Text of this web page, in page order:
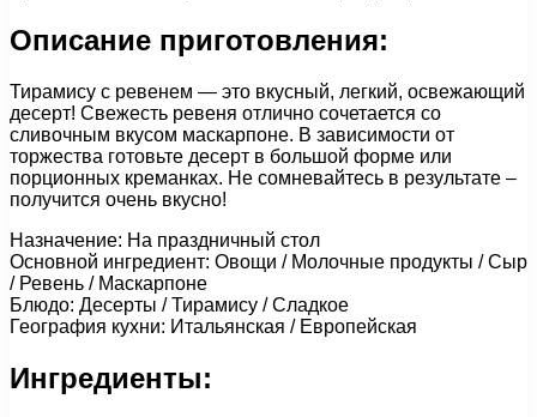
Описание приготовления:
Тирамису с ревенем — это вкусный, легкий, освежающий
десерт! Свежесть ревеня отлично сочетается со
сливочным вкусом маскарпоне. В зависимости от
торжества готовьте десерт в большой форме или
порционных креманках. Не сомневайтесь в результате –
получится очень вкусно!
Назначение: На праздничный стол
Основной ингредиент: Овощи / Молочные продукты / Сыр
/ Ревень / Маскарпоне
Блюдо: Десерты / Тирамису / Сладкое
География кухни: Итальянская / Европейская
Ингредиенты: